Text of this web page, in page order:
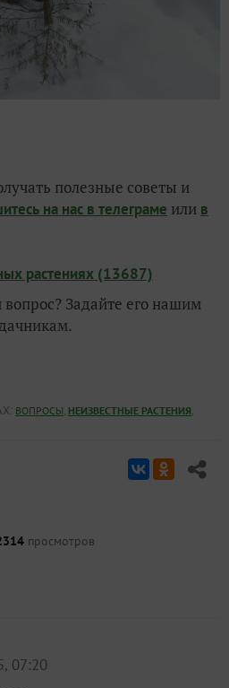
полезные советы и
на нас в телеграме или в
растениях (13687)
Задайте его нашим
ВОПРОСЫ, НЕИЗВЕСТНЫЕ РАСТЕНИЯ,
просмотров
07:20